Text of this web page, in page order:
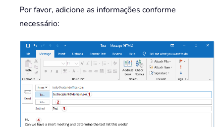
Por favor, adicione as informações conforme
necessário: